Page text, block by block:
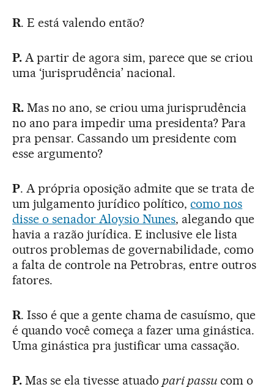
R. E está valendo então?
P.A partir de agora sim, parece que se criou
uma ‘jurisprudência’ nacional.
R.Mas no ano, se criou uma jurisprudência
no ano para impedir uma presidenta? Para
pra pensar. Cassando um presidente com
esse argumento?
P. A própria oposição admite que se trata de
um julgamento jurídico político,como nos
disse o senador Aloysio Nunes, alegando que
havia a razão jurídica. E inclusive ele lista
outros problemas de governabilidade, como
a falta de controle na Petrobras, entre outros
fatores.
R. Isso é que a gente chama de casuísmo, que
é quando você começa a fazer uma ginástica.
Uma ginástica pra justificar uma cassação.
P.Mas se ela tivesse atuadopari passu com o